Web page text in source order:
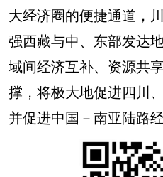
大经济圈的便捷通道，
强西藏与中、东部发达
域间经济互补、资源共
撑，将极大地促进四川
并促进中国－南亚陆路